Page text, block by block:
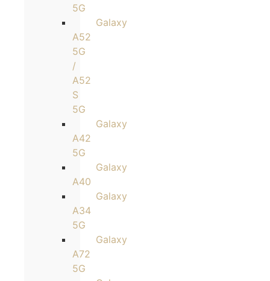
5G
Galaxy
A52
5G
/
A52
S
5G
Galaxy
A42
5G
Galaxy
A40
Galaxy
A34
5G
Galaxy
A72
5G